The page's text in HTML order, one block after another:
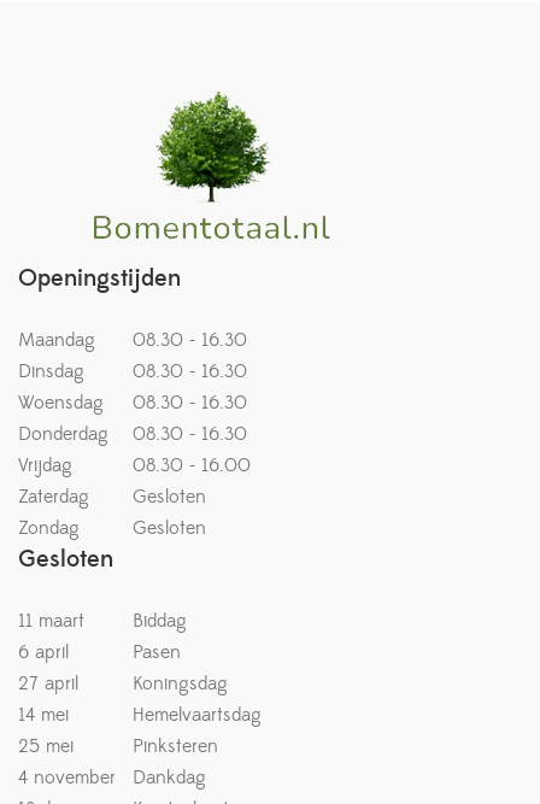
Openingstijden
Maandag
08.30 - 16.30
Dinsdag
08.30 - 16.30
Woensdag
08.30 - 16.30
Donderdag
08.30 - 16.30
Vrijdag
08.30 - 16.00
Zaterdag
Gesloten
Zondag
Gesloten
Gesloten
11 maart
Biddag
6 april
Pasen
27 april
Koningsdag
14 mei
Hemelvaartsdag
25 mei
Pinksteren
4 november
Dankdag